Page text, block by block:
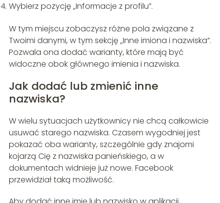
Wybierz pozycję „Informacje z profilu”.
W tym miejscu zobaczysz różne pola związane z
Twoimi danymi, w tym sekcję „Inne imiona i nazwiska”.
Pozwala ona dodać warianty, które mają być
widoczne obok głównego imienia i nazwiska.
Jak dodać lub zmienić inne
nazwiska?
W wielu sytuacjach użytkownicy nie chcą całkowicie
usuwać starego nazwiska. Czasem wygodniej jest
pokazać oba warianty, szczególnie gdy znajomi
kojarzą Cię z nazwiska panieńskiego, a w
dokumentach widnieje już nowe. Facebook
przewidział taką możliwość.